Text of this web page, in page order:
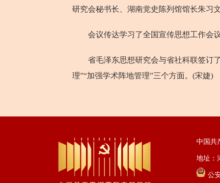
研究会秘书长、湖南党史陈列馆馆长朱习
会议传达学习了全国宣传思想工作会议
省毛泽东思想研究会与省社科联签订了
理”“加强学术阵地管理”三个方面。(宋婕)
中国共
地址：
公